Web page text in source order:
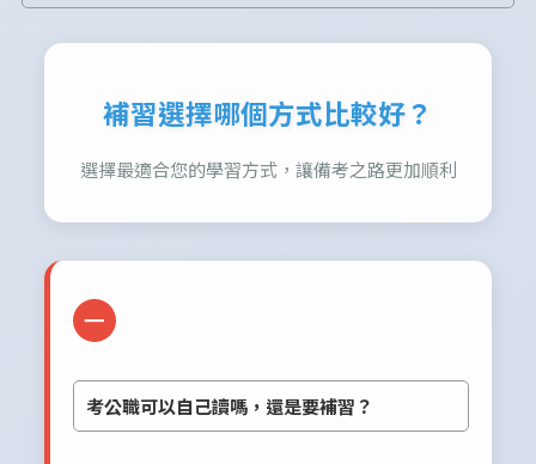
補習選擇哪個方式比較好？
選擇最適合您的學習方式，讓備考之路更加順利
一
考公職可以自己讀嗎，還是要補習？